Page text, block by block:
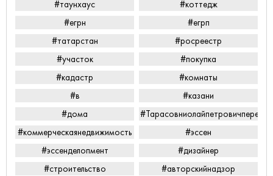
#таунхаус
#коттедж
#егрн
#егрп
#татарстан
#росреестр
#участок
#покупка
#кадастр
#комнаты
#в
#казани
#дома
#коммерческаянедвижимость
#эссен
#эссенделопмент
#дизайнер
#строительство
#авторскийнадзор